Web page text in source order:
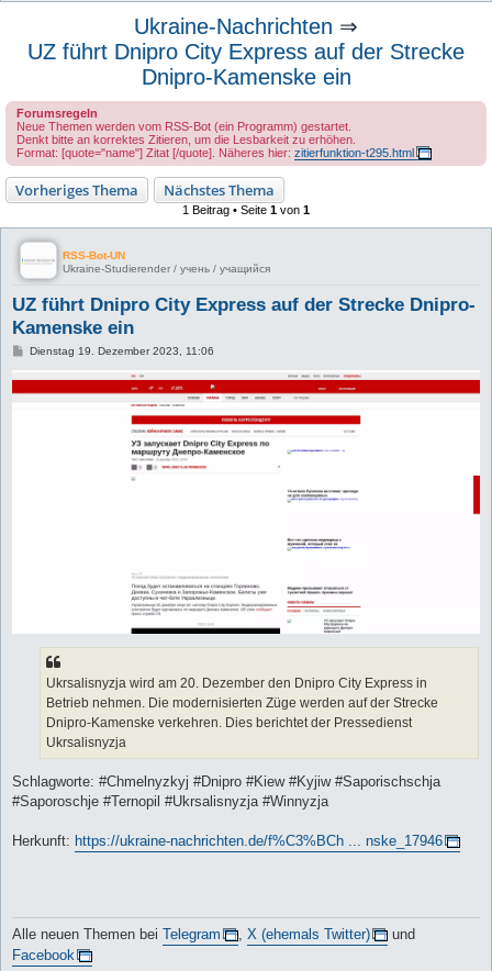
Ukraine-Nachrichten ⇒
UZ führt Dnipro City Express auf der Strecke
Dnipro-Kamenske ein
Forumsregeln
Neue Themen werden vom RSS-Bot (ein Programm) gestartet.
Denkt bitte an korrektes Zitieren, um die Lesbarkeit zu erhöhen.
Format: [quote="name"] Zitat [/quote]. Näheres hier: zitierfunktion-t295.html
Vorheriges Thema Nächstes Thema
1 Beitrag • Seite 1 von 1
RSS-Bot-UN
Ukraine-Studierender / учень / учащийся
UZ führt Dnipro City Express auf der Strecke Dnipro-
Kamenske ein
BDienstag 19. Dezember 2023, 11:06
Ukrsalisnyzja wird am 20. Dezember den Dnipro City Express in
Betrieb nehmen. Die modernisierten Züge werden auf der Strecke
Dnipro-Kamenske verkehren. Dies berichtet der Pressedienst
Ukrsalisnyzja
Schlagworte: #Chmelnyzkyj #Dnipro #Kiew #Kyjiw #Saporischschja
#Saporoschje #Ternopil #Ukrsalisnyzja #Winnyzja
Herkunft: https://ukraine-nachrichten.de/f%C3%BCh ... nske_17946
Alle neuen Themen bei Telegram , X (ehemals Twitter)
und
Facebook